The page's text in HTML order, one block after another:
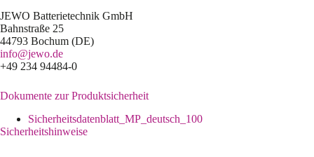
JEWO Batterietechnik GmbH
Bahnstraße 25
44793 Bochum (DE)
info@jewo.de
+49 234 94484-0
Dokumente zur Produktsicherheit
Sicherheitsdatenblatt_MP_deutsch_100
Sicherheitshinweise